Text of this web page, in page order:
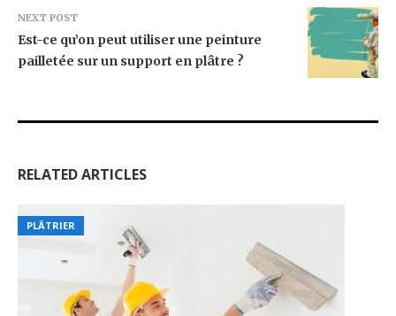
NEXT POST
Est-ce qu’on peut utiliser une peinture
pailletée sur un support en plâtre ?
RELATED ARTICLES
PLÂTRIER